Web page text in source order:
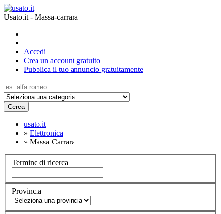
Usato.it - Massa-carrara
Accedi
Crea un account gratuito
Pubblica il tuo annuncio gratuitamente
Cerca
usato.it
» Elettronica
» Massa-Carrara
Termine di ricerca
Provincia